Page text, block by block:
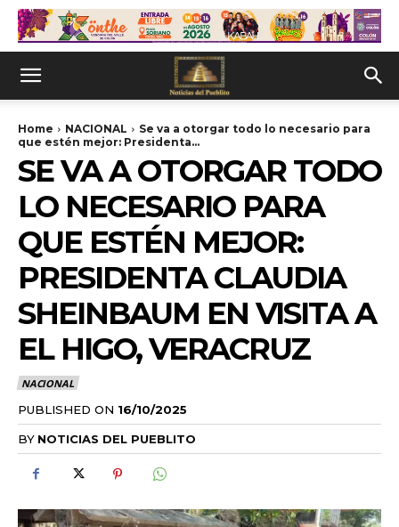
Home NACIONAL
Se va a otorgar todo lo necesario para
que estén mejor: Presidenta...
SE VA A OTORGAR TODO
LO NECESARIO PARA
QUE ESTÉN MEJOR:
PRESIDENTA CLAUDIA
SHEINBAUM EN VISITA A
EL HIGO, VERACRUZ
NACIONAL
PUBLISHED ON 16/10/2025
BY NOTICIAS DEL PUEBLITO